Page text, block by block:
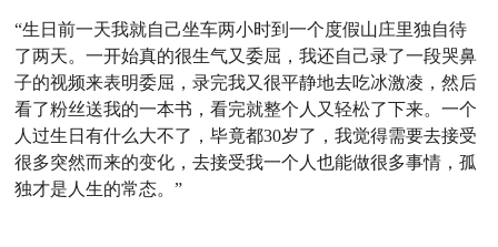
“生日前一天我就自己坐车两小时到一个度假山庄里独自待
了两天。一开始真的很生气又委屈，我还自己录了一段哭鼻
子的视频来表明委屈，录完我又很平静地去吃冰激凌，然后
看了粉丝送我的一本书，看完就整个人又轻松了下来。一个
人过生日有什么大不了，毕竟都30岁了，我觉得需要去接受
很多突然而来的变化，去接受我一个人也能做很多事情，孤
独才是人生的常态。”